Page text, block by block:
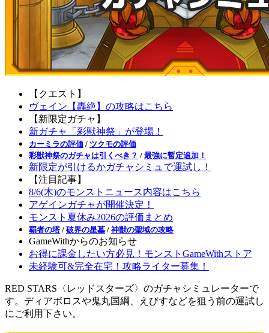
【クエスト】
ヴェイン【轟絶】の攻略はこちら
【新限定ガチャ】
新ガチャ「彩獣神祭」が登場！
カーミラの評価 / ツクモの評価
彩獣神祭のガチャは引くべき？ / 最強に暫定追加！
新限定が引けるかガチャシミュで運試し！
【注目記事】
8/6(木)のモンストニュース内容はこちら
アゲインガチャが開催決定！
モンスト夏休み2026の評価まとめ
覇者の塔 / 破界の星墓 / 神獣の聖域の攻略
GameWithからのお知らせ
お得に課金したい方必見！モンストGameWithストア
未経験可&完全在宅！攻略ライター募集！
RED STARS〈レッドスターズ〉のガチャシミュレーターで
す。ディアボロスや鬼丸国綱、えびすなどを狙う前の運試し
にご利用下さい。